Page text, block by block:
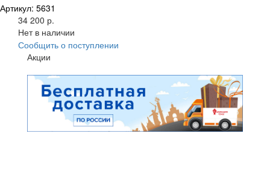
Артикул: 5631
34 200 р.
Нет в наличии
Сообщить о поступлении
Акции